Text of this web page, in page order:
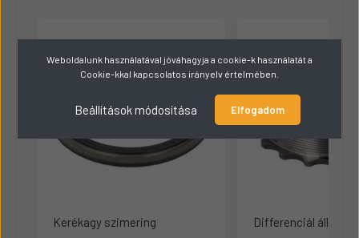
Kerékagy szimering Differenciál állító
Weboldalunk használatával jóváhagyja a cookie-k használatát a
Cookie-kkal kapcsolatos irányelv értelmében.
Beállítások módosítása Elfogadom